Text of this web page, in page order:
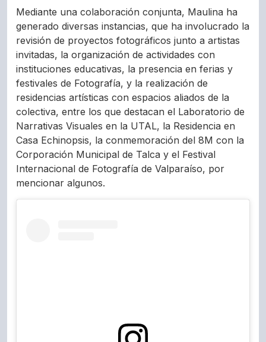
Mediante una colaboración conjunta, Maulina ha
generado diversas instancias, que ha involucrado la
revisión de proyectos fotográficos junto a artistas
invitadas, la organización de actividades con
instituciones educativas, la presencia en ferias y
festivales de Fotografía, y la realización de
residencias artísticas con espacios aliados de la
colectiva, entre los que destacan el Laboratorio de
Narrativas Visuales en la UTAL, la Residencia en
Casa Echinopsis, la conmemoración del 8M con la
Corporación Municipal de Talca y el Festival
Internacional de Fotografía de Valparaíso, por
mencionar algunos.